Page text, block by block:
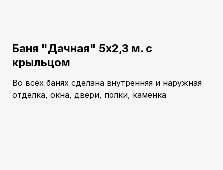
Баня "Дачная" 5х2,3 м. с
крыльцом
Во всех банях сделана внутренняя и наружная
отделка, окна, двери, полки, каменка